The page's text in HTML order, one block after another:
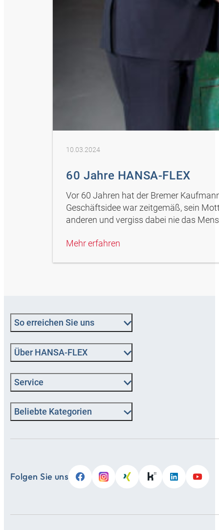
10.03.2024
60 Jahre HANSA-FLEX
Vor 60 Jahren hat der Bremer
Geschäftsidee war zeitgemäß, sein
anderen und vergiss dabei nie das
Mehr erfahren
So erreichen Sie uns
Über HANSA‑FLEX
Service
Beliebte Kategorien
Folgen Sie uns